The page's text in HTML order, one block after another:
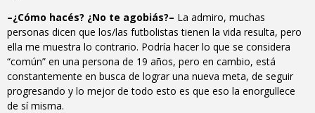
–¿Cómo hacés? ¿No te agobiás?– La admiro, muchas
personas dicen que los/las futbolistas tienen la vida resulta, pero
ella me muestra lo contrario. Podría hacer lo que se considera
“común” en una persona de 19 años, pero en cambio, está
constantemente en busca de lograr una nueva meta, de seguir
progresando y lo mejor de todo esto es que eso la enorgullece
de sí misma.